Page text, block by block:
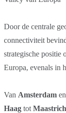
Door de centrale
connectiviteit
strategische positie
Europa, evenals in
Van Amsterdam en
Haag tot